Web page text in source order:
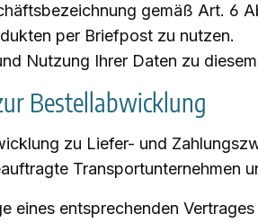
gemäß Art. 6
per Briefpost zu nutzen.
Nutzung Ihrer Daten zu
Bestellabwicklung
zu Liefer- und
Transportunternehmen
eines entsprechenden